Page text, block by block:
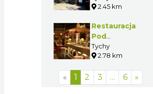
2.45 km
Restauracja
Pod
Prosiakiem
Tychy
2.78 km
« 1 2 3 … 6 »